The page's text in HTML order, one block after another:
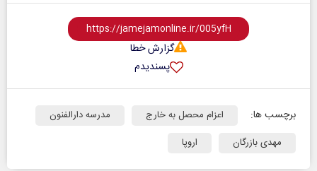
گزارش خطا
پسندیدم
برچسب ها: اعزام محصل به خارج
مدرسه دارالفنون
مهدی بازرگان
اروپا